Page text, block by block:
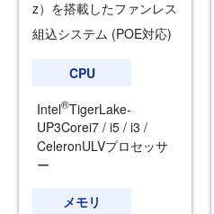
z）を搭載したファンレス
組込システム (POE対応)
CPU
Intel®TigerLake-
UP3Corei7 / i5 / i3 /
CeleronULVプロセッサ
ー
メモリ